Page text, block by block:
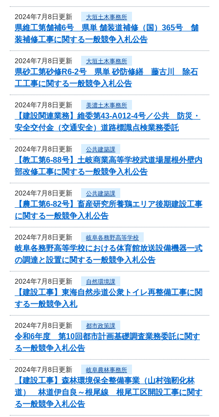
2024年7月8日更新 大垣土木事務所
県維工第舗補6号 県単 舗装道補修（国）365号 舗
装補修工事に関する一般競争入札公告
2024年7月8日更新 大垣土木事務所
県砂工第砂修R6-2号 県単 砂防修繕 藤古川 除石
工工事に関する一般競争入札公告
2024年7月8日更新 美濃土木事務所
【建設関連業務】維委第43-A012-4号／公共 防災・
安全交付金（交通安全）道路標識点検業務委託
2024年7月8日更新 公共建築課
【教工第6-88号】土岐商業高等学校武道場屋根外壁内
部改修工事に関する一般競争入札公告
2024年7月8日更新 公共建築課
【農工第6-82号】畜産研究所養鶏エリア後期建設工事
に関する一般競争入札公告
2024年7月8日更新 岐阜各務野高等学校
岐阜各務野高等学校における体育館放送設備機器一式
の調達と設置に関する一般競争入札公告
2024年7月8日更新 自然環境課
【建設工事】東海自然歩道公衆トイレ再整備工事に関
する一般競争入札
2024年7月8日更新 都市政策課
令和6年度 第10回都市計画基礎調査業務委託に関す
る一般競争入札公告
2024年7月8日更新 岐阜農林事務所
【建設工事】森林環境保全整備事業（山村強靭化林
道） 林道伊自良～根尾線 根尾工区開設工事に関す
る一般競争入札公告